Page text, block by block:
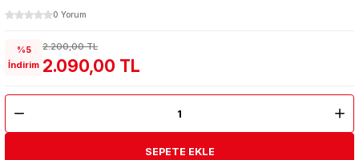
0 Yorum
%5
İndirim
2.200,00 TL
2.090,00 TL
SEPETE EKLE